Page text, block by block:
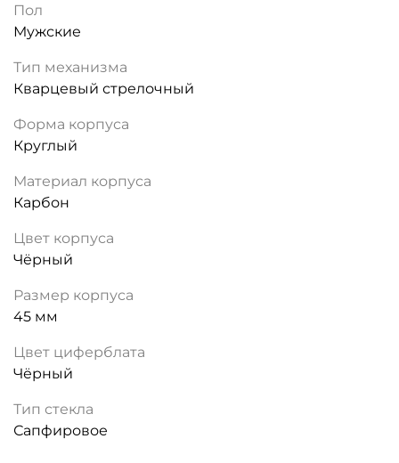
Пол
Мужские
Тип механизма
Кварцевый стрелочный
Форма корпуса
Круглый
Материал корпуса
Карбон
Цвет корпуса
Чёрный
Размер корпуса
45 мм
Цвет циферблата
Чёрный
Тип стекла
Сапфировое